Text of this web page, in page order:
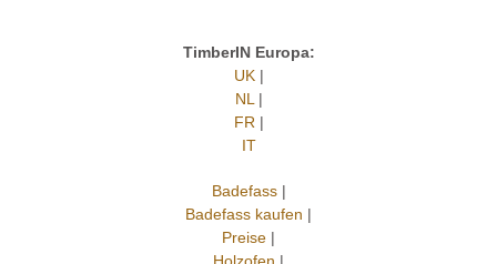
TimberIN Europa:
UK|
NL |
FR |
IT
Badefass|
Badefass kaufen |
Preise |